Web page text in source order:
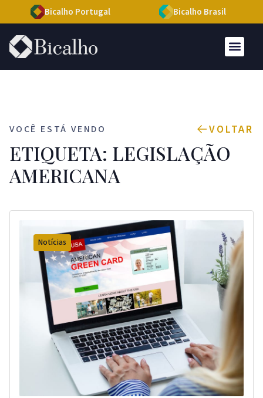
Bicalho Portugal Bicalho Brasil
VOCÊ ESTÁ VENDO VOLTAR
ETIQUETA: LEGISLAÇÃO
AMERICANA
Notícias